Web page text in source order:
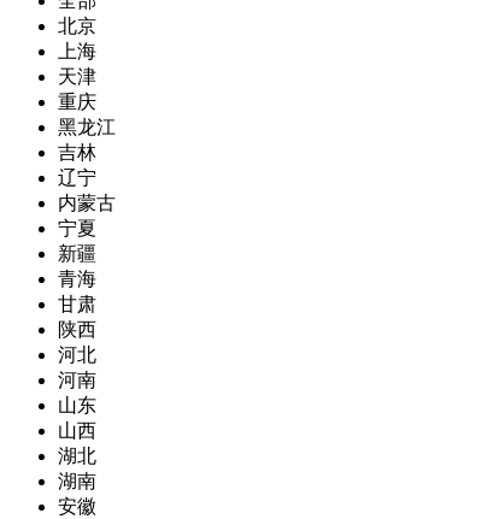
北京
上海
天津
重庆
黑龙江
吉林
辽宁
内蒙古
宁夏
新疆
青海
甘肃
陕西
河北
河南
山东
山西
湖北
湖南
安徽